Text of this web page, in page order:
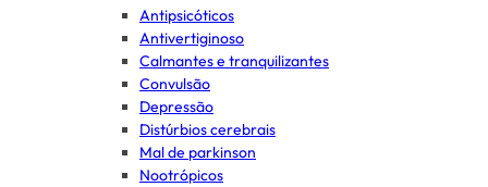
Antipsicóticos
Antivertiginoso
Calmantes e tranquilizantes
Convulsão
Depressão
Distúrbios cerebrais
Mal de parkinson
Nootrópicos